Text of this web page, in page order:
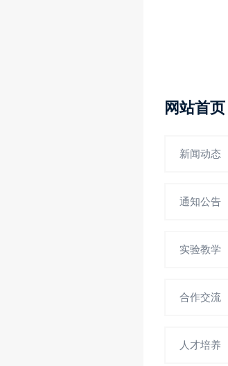
网站首页
新闻动态
通知公告
实验教学
合作交流
人才培养